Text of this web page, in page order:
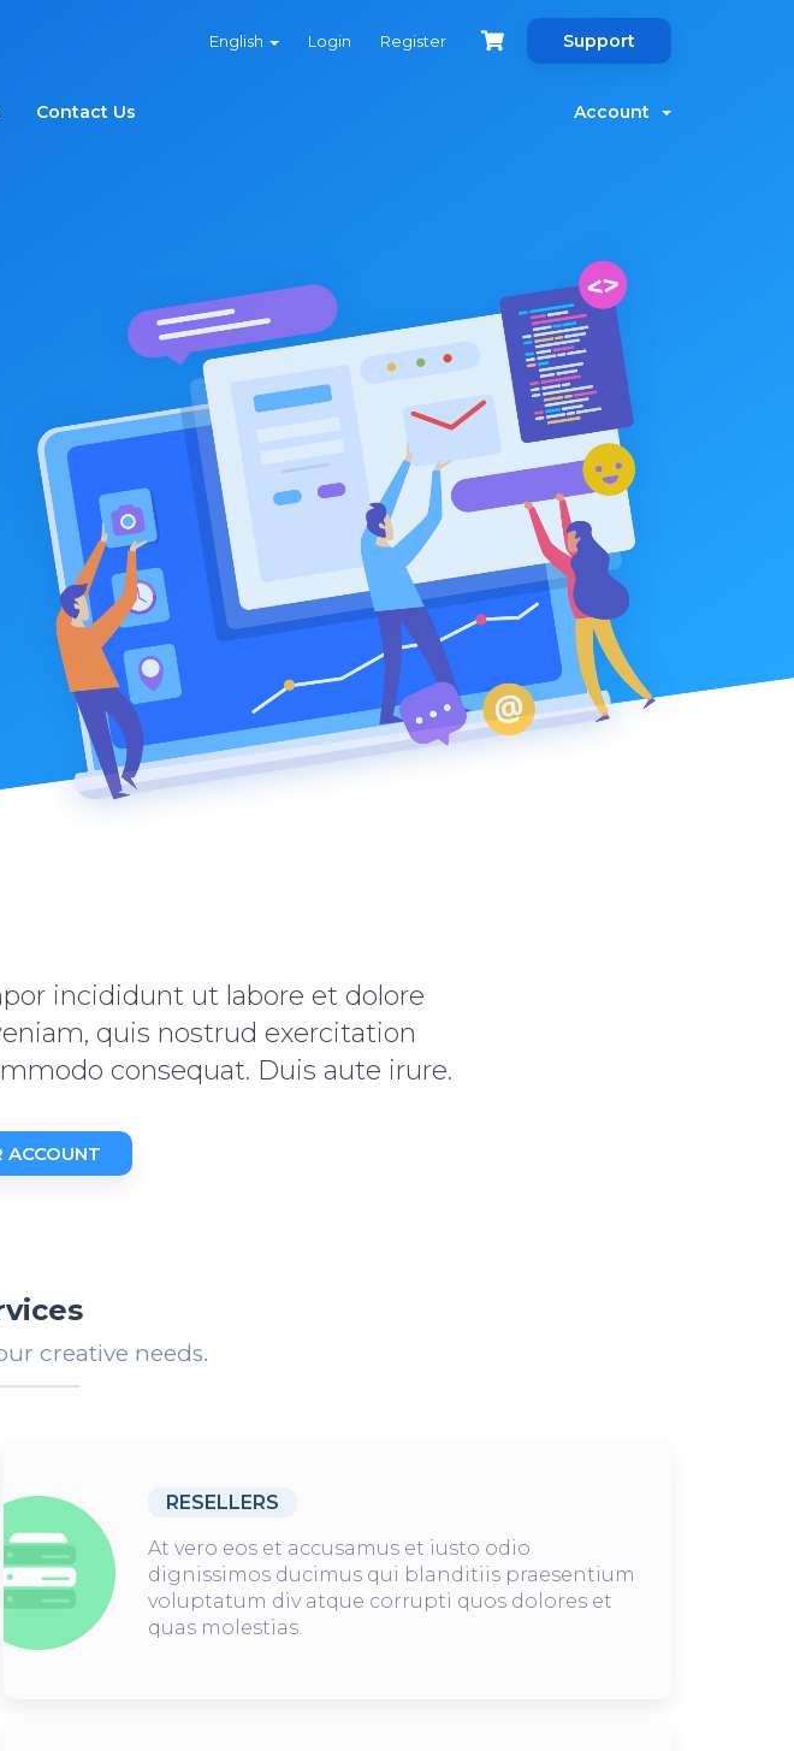
English Login Register Support
Contact Us Account
incididunt ut labore et dolore
quis nostrud exercitation
consequat. Duis aute irure.
ACCOUNT
creative needs.
RESELLERS
At vero eos et accusamus et iusto odio
dignissimos ducimus qui blanditiis praesentium
voluptatum div atque corrupti quos dolores et
quas molestias.